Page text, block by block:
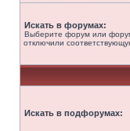
Искать в форумах:
Выберите форум или
отключили
Искать в подфорумах: